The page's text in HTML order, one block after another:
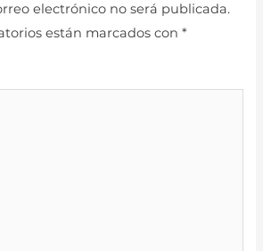
electrónico no será publicada.
están marcados con*